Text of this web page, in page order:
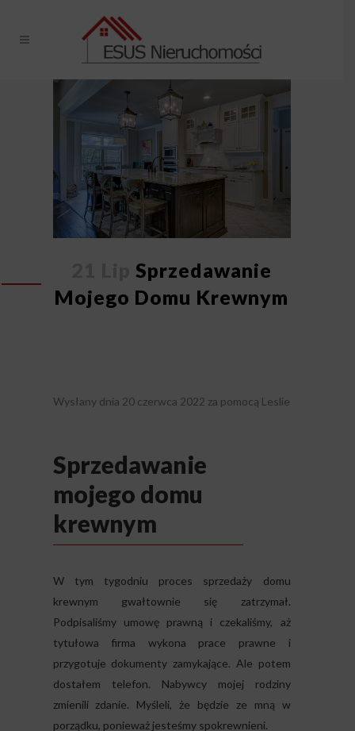
Sprzedawanie
Mojego Domu Krewnym
Wysłany dnia 20 czerwca 2022 za pomocą Leslie
Sprzedawanie
mojego domu
krewnym
W tym tygodniu proces sprzedaży domu
krewnym gwałtownie się zatrzymał.
Podpisaliśmy umowę prawną i czekaliśmy, aż
tytułowa firma wykona prace prawne i
przygotuje dokumenty zamykające. Ale potem
dostałem telefon. Nabywcy mojej rodziny
zmienili zdanie. Myśleli, że będzie ze mną w
porządku, ponieważ jesteśmy spokrewnieni.